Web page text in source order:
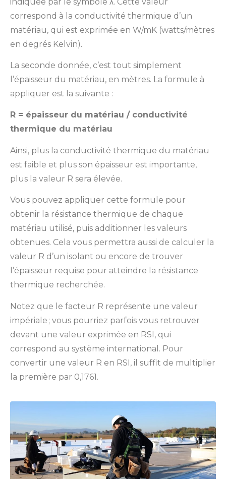
correspond à la conductivité thermique d’un
matériau, qui est exprimée en W/mK (watts/mètres
en degrés Kelvin).
La seconde donnée, c’est tout simplement
l’épaisseur du matériau, en mètres. La formule à
appliquer est la suivante :
R = épaisseur du matériau / conductivité
thermique du matériau
Ainsi, plus la conductivité thermique du matériau
est faible et plus son épaisseur est importante,
plus la valeur R sera élevée.
Vous pouvez appliquer cette formule pour
obtenir la résistance thermique de chaque
matériau utilisé, puis additionner les valeurs
obtenues. Cela vous permettra aussi de calculer la
valeur R d’un isolant ou encore de trouver
l’épaisseur requise pour atteindre la résistance
thermique recherchée.
Notez que le facteur R représente une valeur
impériale ; vous pourriez parfois vous retrouver
devant une valeur exprimée en RSI, qui
correspond au système international. Pour
convertir une valeur R en RSI, il suffit de multiplier
la première par 0,1761.